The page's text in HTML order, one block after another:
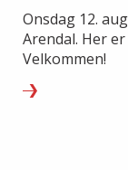
Onsdag 12.
Arendal. Her
Velkommen!